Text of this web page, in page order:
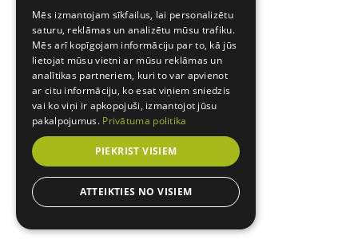
Mēs izmantojam sīkfailus, lai personalizētu
saturu, reklāmas un analizētu mūsu trafiku.
Mēs arī kopīgojam informāciju par to, kā jūs
lietojat mūsu vietni ar mūsu reklāmas un
analītikas partneriem, kuri to var apvienot
ar citu informāciju, ko esat viņiem sniedzis
vai ko viņi ir apkopojuši, izmantojot jūsu
pakalpojumus. Privātuma politika
PIEKRIST VISIEM
ATTEIKTIES NO VISIEM